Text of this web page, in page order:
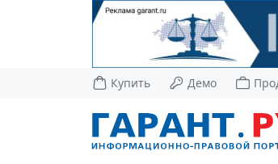
Купить Демо